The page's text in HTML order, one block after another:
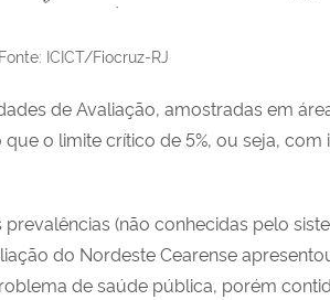
Fonte: ICICT/Fiocruz-RJ
de Avaliação, amostradas em
o limite crítico de 5%, ou seja,
(não conhecidas pelo
do Nordeste Cearense
de saúde pública, porém